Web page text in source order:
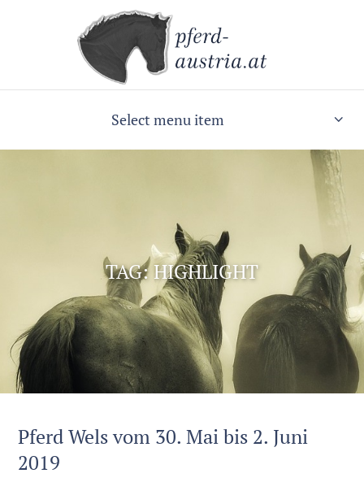
Select menu item
TAG: HIGHLIGHT
Pferd Wels vom 30. Mai bis 2. Juni
2019